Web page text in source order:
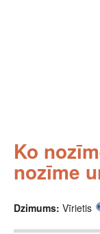
Ko
nozīme
Dzimums: Vīrietis